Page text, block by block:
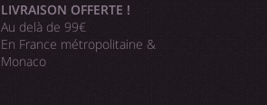
LIVRAISON OFFERTE !
Au delà de 99€
En France métropolitaine &
Monaco